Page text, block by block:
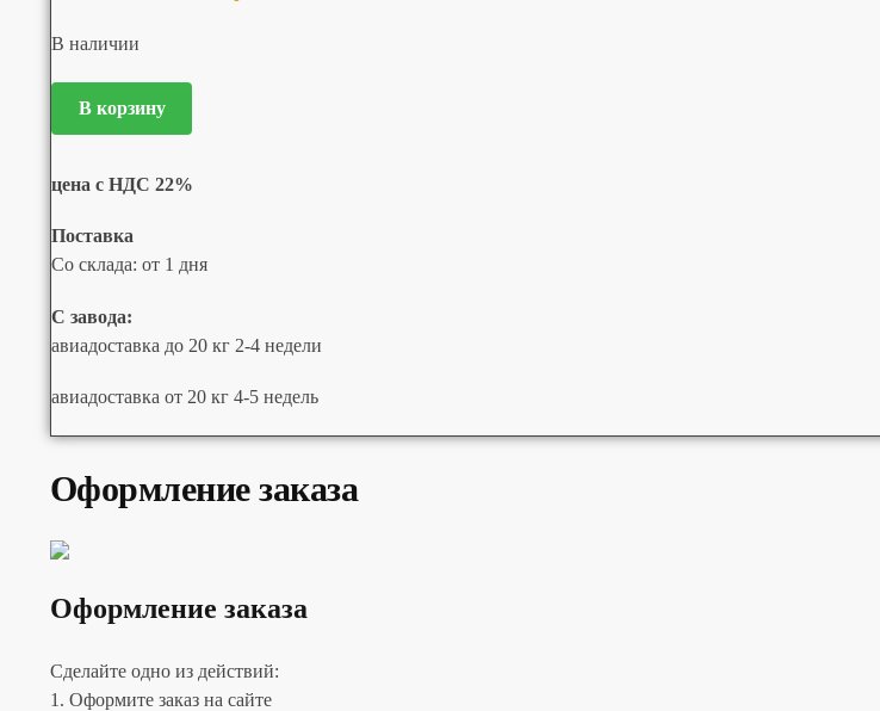
В наличии
В корзину
цена с НДС 22%
Поставка
Со склада: от 1 дня
С завода:
авиадоставка до 20 кг 2-4 недели
авиадоставка от 20 кг 4-5 недель
Оформление заказа
Оформление заказа
Сделайте одно из действий:
1. Оформите заказ на сайте